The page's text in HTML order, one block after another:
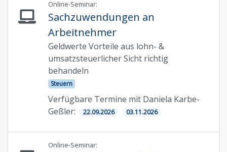
Online-Seminar:
Sachzuwendungen an
Arbeitnehmer
Geldwerte Vorteile aus lohn- &
umsatzsteuerlicher Sicht richtig
behandeln
Steuern
Verfügbare Termine mit Daniela Karbe-
Geßler:
22.09.2026 03.11.2026
Online-Seminar: